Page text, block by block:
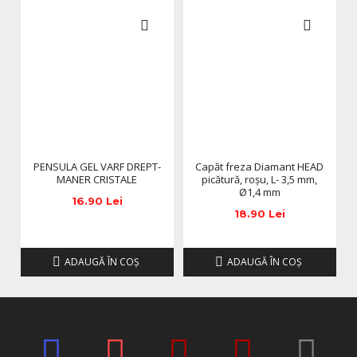
Corectii si intretineri
curge in laterale, nu se strange in zona cuticulei si ramane
stabil pana la polimerizare, permitand lucrari curate si
suprafata neteda si armonioasa. Acest lucru reduce
semnificativ timpul de pilire si contribuie la un finisaj
Structura gelului este solida, dar flexibila, oferind rezistenta
PENSULA GEL VARF DREPT-
MANER CRISTALE
16.90 Lei
ADAUGĂ ÎN COŞ
Capăt freza Diamant HEAD
picătură, roșu, L- 3,5 mm,
Ø1,4 mm
18.90 Lei
ADAUGĂ ÎN COŞ